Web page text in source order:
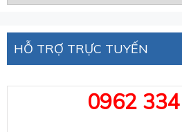
HỖ TRỢ TRỰC TUYẾN
0962